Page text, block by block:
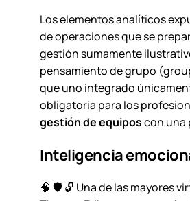
Los elementos analíticos
de operaciones que se
gestión sumamente
pensamiento de grupo (
que uno integrado
obligatoria para los
gestión de equiposcon una
Inteligencia
🧠 🛡️ 🔓 Una de las mayores